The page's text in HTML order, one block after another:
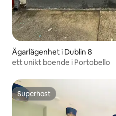
Ägarlägenhet i Dublin 8
ett unikt boende i Portobello
Superhost
Superhost